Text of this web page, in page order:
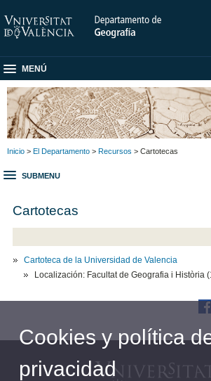
MENÚ
Inicio > El Departamento > Recursos > Cartotecas
SUBMENU
Cartotecas
Cartoteca de la Universidad de Valencia
Localización: Facultat de Geografia i Història
Cookies y política
privacidad